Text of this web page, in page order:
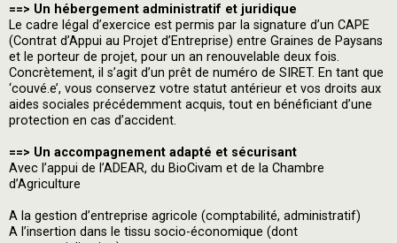
==> Un hébergement administratif et juridique
Le cadre légal d’exercice est permis par la signature d’un CAPE
(Contrat d’Appui au Projet d’Entreprise) entre Graines de Paysans
et le porteur de projet, pour un an renouvelable deux fois.
Concrètement, il s’agit d’un prêt de numéro de SIRET. En tant que
‘couvé.e’, vous conservez votre statut antérieur et vos droits aux
aides sociales précédemment acquis, tout en bénéficiant d’une
protection en cas d’accident.
==> Un accompagnement adapté et sécurisant
Avec l’appui de l’ADEAR, du BioCivam et de la Chambre
d’Agriculture
A la gestion d’entreprise agricole (comptabilité, administratif)
A l’insertion dans le tissu socio-économique (dont